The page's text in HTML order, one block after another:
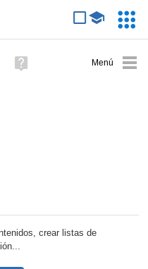
avanzada
Ayuda
(en
crear listas de